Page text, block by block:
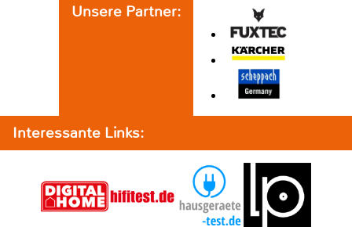
Unsere Partner:
Interessante Links: